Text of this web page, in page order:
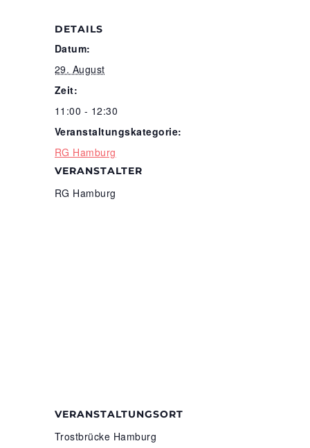
DETAILS
Datum:
29. August
Zeit:
11:00 - 12:30
Veranstaltungskategorie:
RG Hamburg
VERANSTALTER
RG Hamburg
VERANSTALTUNGSORT
Trostbrücke Hamburg